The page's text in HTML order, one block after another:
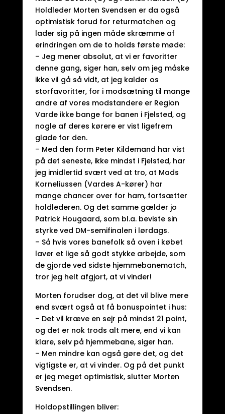
Holdleder Morten Svendsen er da også
optimistisk forud for returmatchen og
lader sig på ingen måde skræmme af
erindringen om de to holds første møde:
– Jeg mener absolut, at vi er favoritter
denne gang, siger han, selv om jeg måske
ikke vil gå så vidt, at jeg kalder os
storfavoritter, for i modsætning til mange
andre af vores modstandere er Region
Varde ikke bange for banen i Fjelsted, og
nogle af deres kørere er vist ligefrem
glade for den.
– Med den form Peter Kildemand har vist
på det seneste, ikke mindst i Fjelsted, har
jeg imidlertid svært ved at tro, at Mads
Korneliussen (Vardes A-kører) har
mange chancer over for ham, fortsætter
holdlederen. Og det samme gælder jo
Patrick Hougaard, som bl.a. beviste sin
styrke ved DM-semifinalen i lørdags.
– Så hvis vores banefolk så oven i købet
laver et lige så godt stykke arbejde, som
de gjorde ved sidste hjemmebanematch,
tror jeg helt afgjort, at vi vinder!
Morten forudser dog, at det vil blive mere
end svært også at få bonuspointet i hus:
– Det vil kræve en sejr på mindst 21 point,
og det er nok trods alt mere, end vi kan
klare, selv på hjemmebane, siger han.
– Men mindre kan også gøre det, og det
vigtigste er, at vi vinder. Og på det punkt
er jeg meget optimistisk, slutter Morten
Svendsen.
Holdopstillingen bliver: